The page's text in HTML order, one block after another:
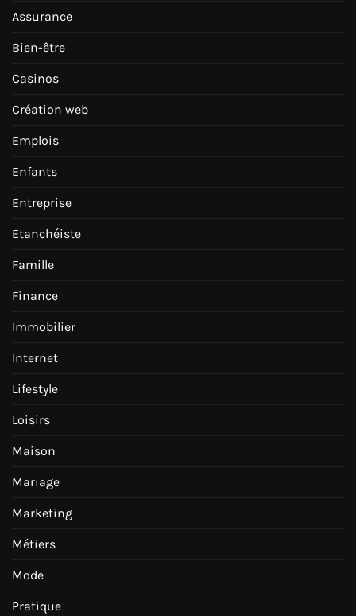
Assurance
Bien-être
Casinos
Création web
Emplois
Enfants
Entreprise
Etanchéiste
Famille
Finance
Immobilier
Internet
Lifestyle
Loisirs
Maison
Mariage
Marketing
Métiers
Mode
Pratique